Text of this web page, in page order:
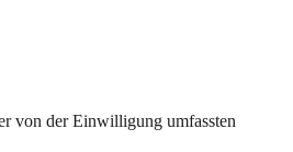
von der Einwilligung umfassten